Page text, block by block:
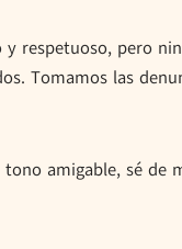
respetuoso, pero
Tomamos las
amigable, sé de